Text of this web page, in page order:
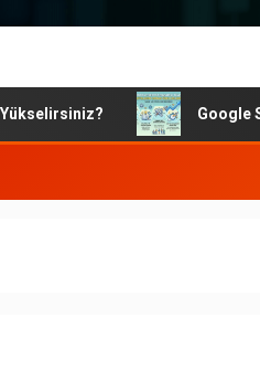
Google